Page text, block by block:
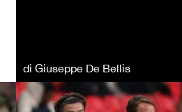
di Giuseppe De Bellis
CALCIO